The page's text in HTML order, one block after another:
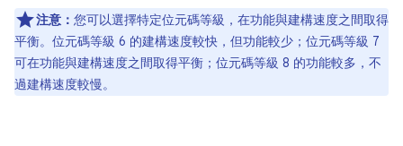
注意： 您可以選擇特定位元碼等級，在功能與建構速度之間取得
平衡。位元碼等級 6 的建構速度較快，但功能較少；位元碼等級 7
可在功能與建構速度之間取得平衡；位元碼等級 8 的功能較多，不
過建構速度較慢。